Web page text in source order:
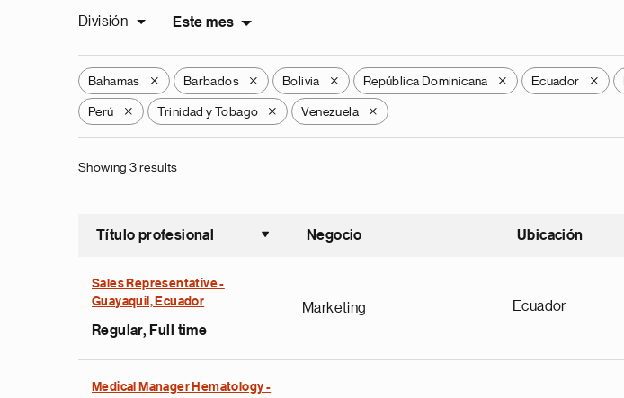
División Este mes
Bahamas X Barbados X Bolivia X República Dominicana X Ecuador X
Perú X Trinidad y Tobago X Venezuela X
Showing 3 results
Título profesional
Ordenar ascendente
Negocio Ubicación
Sales Representative -
Guayaquil, Ecuador
Regular, Full time
Marketing Ecuador
Medical Manager Hematology -